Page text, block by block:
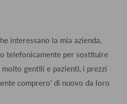
interessano la mia azienda,
telefonicamente per sostituire
gentili e pazienti, i prezzi
comprero' di nuovo da loro